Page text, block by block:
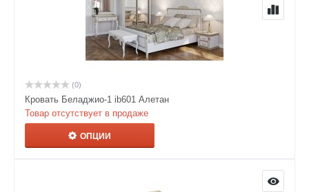
(0)
Кровать Беладжио-1 ib601 Алетан
Товар отсутствует в продаже
ОПЦИИ